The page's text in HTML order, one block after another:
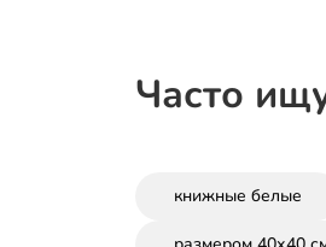
Часто
книжные белые